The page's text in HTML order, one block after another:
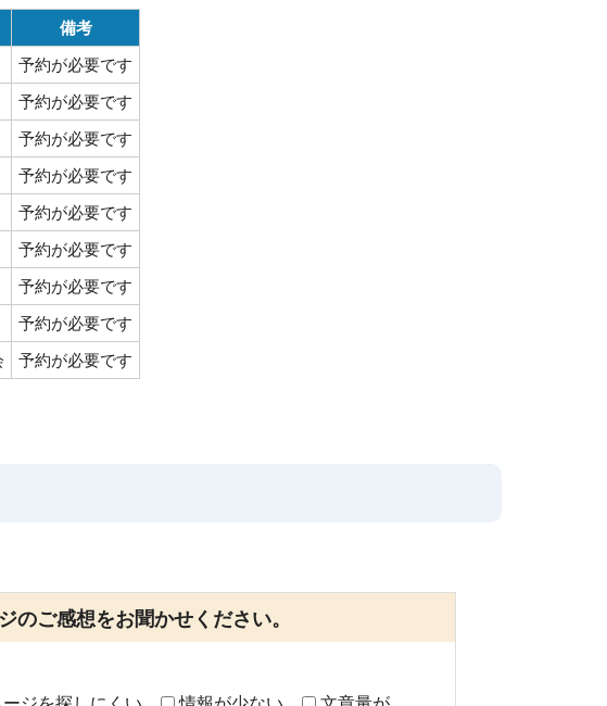
備考
予約が必要です
予約が必要です
予約が必要です
予約が必要です
予約が必要です
予約が必要です
予約が必要です
予約が必要です
予約が必要です
のご感想をお聞かせください。